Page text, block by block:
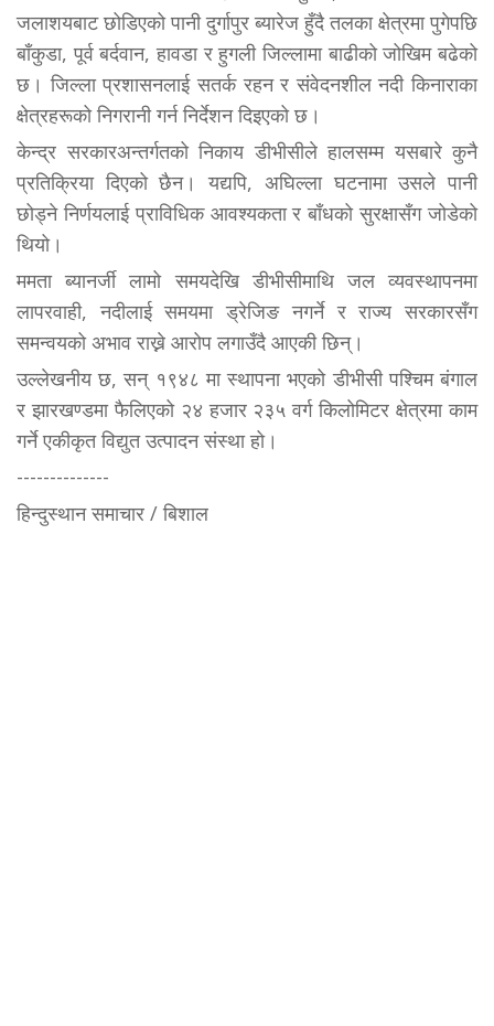
जलाशयबाट छोडिएको पानी दुर्गापुर ब्यारेज हुँदै तलका क्षेत्रमा पुगेपछि
बाँकुडा, पूर्व बर्दवान, हावडा र हुगली जिल्लामा बाढीको जोखिम बढेको
छ। जिल्ला प्रशासनलाई सतर्क रहन र संवेदनशील नदी किनाराका
क्षेत्रहरूको निगरानी गर्न निर्देशन दिइएको छ।
केन्द्र सरकारअन्तर्गतको निकाय डीभीसीले हालसम्म यसबारे कुनै
प्रतिक्रिया दिएको छैन। यद्यपि, अघिल्ला घटनामा उसले पानी
छोड्ने निर्णयलाई प्राविधिक आवश्यकता र बाँधको सुरक्षासँग जोडेको
थियो।
ममता ब्यानर्जी लामो समयदेखि डीभीसीमाथि जल व्यवस्थापनमा
लापरवाही, नदीलाई समयमा ड्रेजिङ नगर्ने र राज्य सरकारसँग
समन्वयको अभाव राख्ने आरोप लगाउँदै आएकी छिन्।
उल्लेखनीय छ, सन् १९४८ मा स्थापना भएको डीभीसी पश्चिम बंगाल
र झारखण्डमा फैलिएको २४ हजार २३५ वर्ग किलोमिटर क्षेत्रमा काम
गर्ने एकीकृत विद्युत उत्पादन संस्था हो।
--------------
हिन्दुस्थान समाचार / बिशाल